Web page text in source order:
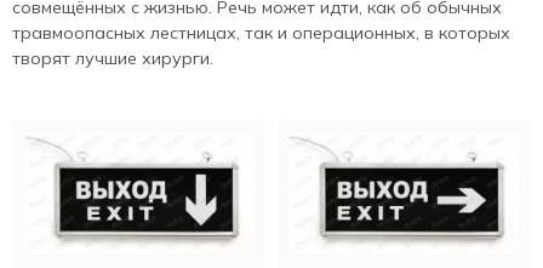
совмещённых с жизнью. Речь может идти, как об обычных
травмоопасных лестницах, так и операционных, в которых
творят лучшие хирурги.